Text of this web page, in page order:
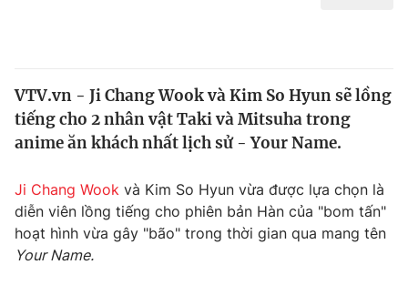
Tin tức
Thế giới đó đây
Kinh tế
Thị trường
Góc doanh nghiệp
Truyền hình
Phim VTV
VTV.vn - Ji Chang Wook và Kim So Hyun sẽ lồng
tiếng cho 2 nhân vật Taki và Mitsuha trong
anime ăn khách nhất lịch sử - Your Name.
Ji Chang Wook và Kim So Hyun vừa được lựa chọn là
diễn viên lồng tiếng cho phiên bản Hàn của "bom tấn"
hoạt hình vừa gây "bão" trong thời gian qua mang tên
Your Name.